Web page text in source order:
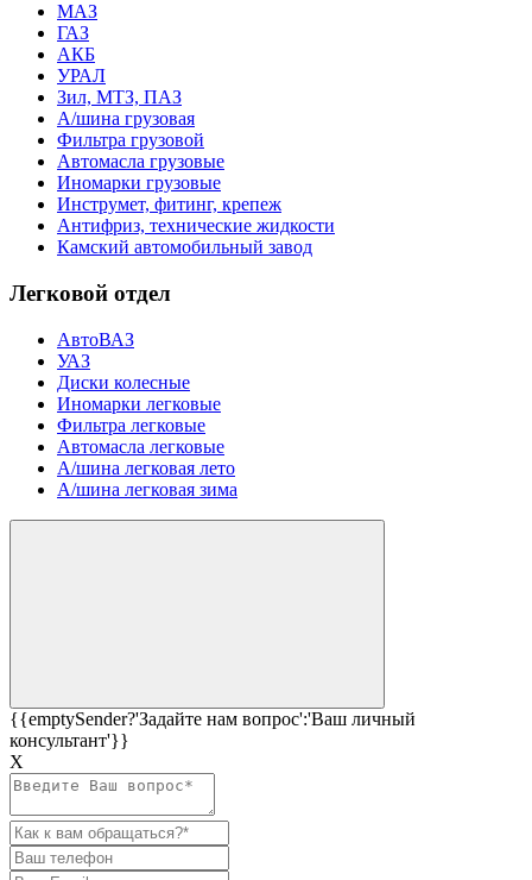
МАЗ
ГАЗ
АКБ
УРАЛ
Зил, МТЗ, ПАЗ
А/шина грузовая
Фильтра грузовой
Автомасла грузовые
Иномарки грузовые
Инструмет, фитинг, крепеж
Антифриз, технические жидкости
Камский автомобильный завод
Легковой отдел
АвтоВАЗ
УАЗ
Диски колесные
Иномарки легковые
Фильтра легковые
Автомасла легковые
А/шина легковая лето
А/шина легковая зима
{{emptySender?'Задайте нам вопрос':'Ваш личный
консультант'}}
Х